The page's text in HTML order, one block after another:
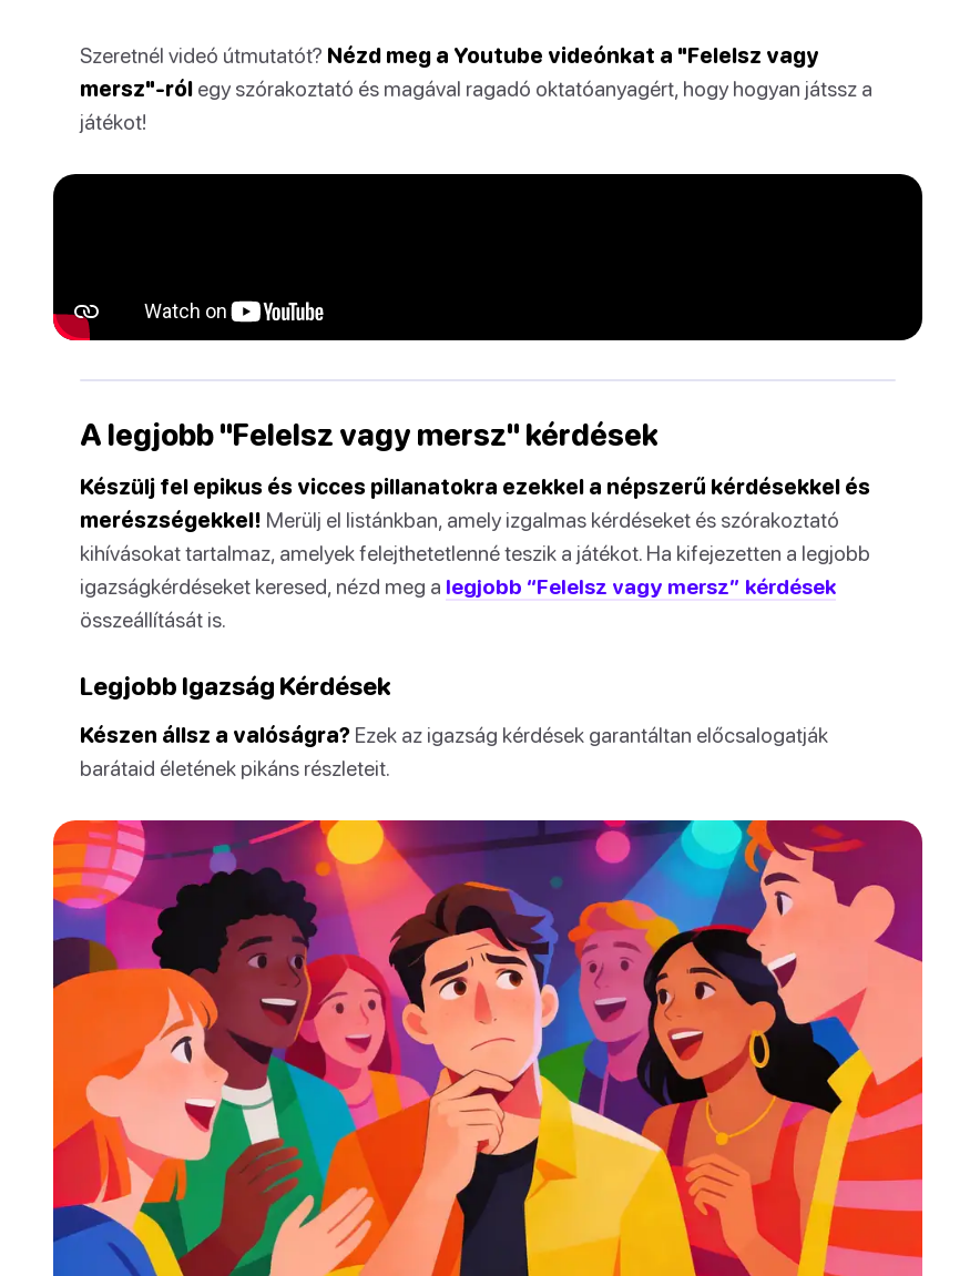
Szeretnél videó útmutatót? Nézd meg a Youtube videónkat a "Felelsz vagy
mersz"-ról egy szórakoztató és magával ragadó oktatóanyagért, hogy hogyan játssz a
játékot!
A legjobb "Felelsz vagy mersz" kérdések
Készülj fel epikus és vicces pillanatokra ezekkel a népszerű kérdésekkel és
merészségekkel! Merülj el listánkban, amely izgalmas kérdéseket és szórakoztató
kihívásokat tartalmaz, amelyek felejthetetlenné teszik a játékot. Ha kifejezetten a legjobb
igazságkérdéseket keresed, nézd meg a legjobb “Felelsz vagy mersz” kérdések
összeállítását is.
Legjobb Igazság Kérdések
Készen állsz a valóságra? Ezek az igazság kérdések garantáltan előcsalogatják
barátaid életének pikáns részleteit.